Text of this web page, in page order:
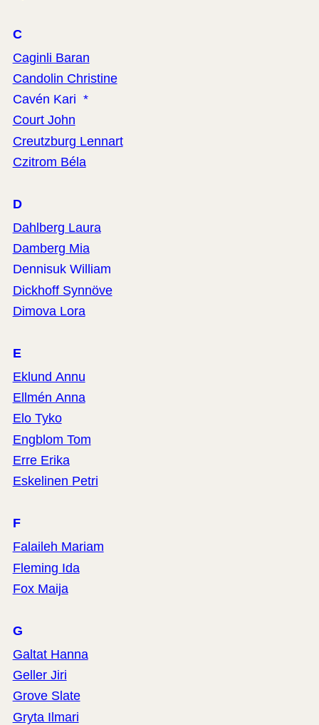
C
Caginli Baran
Candolin Christine
Cavén Kari *
Court John
Creutzburg Lennart
Czitrom Béla
D
Dahlberg Laura
Damberg Mia
Dennisuk William
Dickhoff Synnöve
Dimova Lora
E
Eklund Annu
Ellmén Anna
Elo Tyko
Engblom Tom
Erre Erika
Eskelinen Petri
F
Falaileh Mariam
Fleming Ida
Fox Maija
G
Galtat Hanna
Geller Jiri
Grove Slate
Gryta Ilmari